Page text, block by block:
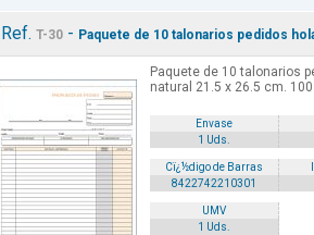
Ref. T-30- Paquete de 10 talonarios pedidos
Paquete de 10 talonarios
natural 21.5 x 26.5 cm.
Envase
1 Uds.
Cï¿½digo de Barras
8422742210301
UMV
1 Uds.